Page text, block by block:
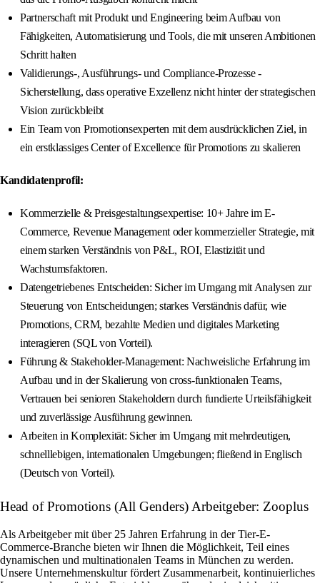
Partnerschaft mit Produkt und Engineering beim Aufbau von
Fähigkeiten, Automatisierung und Tools, die mit unseren Ambitionen
Schritt halten
Validierungs-, Ausführungs- und Compliance-Prozesse -
Sicherstellung, dass operative Exzellenz nicht hinter der strategischen
Vision zurückbleibt
Ein Team von Promotionsexperten mit dem ausdrücklichen Ziel, in
ein erstklassiges Center of Excellence für Promotions zu skalieren
Kandidatenprofil:
Kommerzielle & Preisgestaltungsexpertise: 10+ Jahre im E-
Commerce, Revenue Management oder kommerzieller Strategie, mit
einem starken Verständnis von P&L, ROI, Elastizität und
Wachstumsfaktoren.
Datengetriebenes Entscheiden: Sicher im Umgang mit Analysen zur
Steuerung von Entscheidungen; starkes Verständnis dafür, wie
Promotions, CRM, bezahlte Medien und digitales Marketing
interagieren (SQL von Vorteil).
Führung & Stakeholder-Management: Nachweisliche Erfahrung im
Aufbau und in der Skalierung von cross-funktionalen Teams,
Vertrauen bei senioren Stakeholdern durch fundierte Urteilsfähigkeit
und zuverlässige Ausführung gewinnen.
Arbeiten in Komplexität: Sicher im Umgang mit mehrdeutigen,
schnelllebigen, internationalen Umgebungen; fließend in Englisch
(Deutsch von Vorteil).
Head of Promotions (All Genders) Arbeitgeber: Zooplus
Als Arbeitgeber mit über 25 Jahren Erfahrung in der Tier-E-
Commerce-Branche bieten wir Ihnen die Möglichkeit, Teil eines
dynamischen und multinationalen Teams in München zu werden.
Unsere Unternehmenskultur fördert Zusammenarbeit, kontinuierliches